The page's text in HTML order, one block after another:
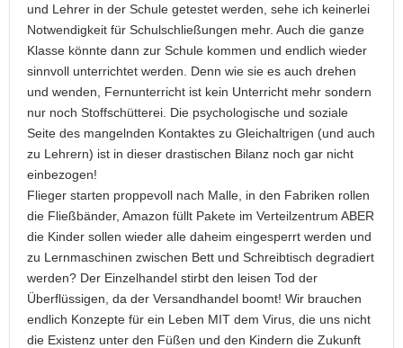
und Lehrer in der Schule getestet werden, sehe ich keinerlei
Notwendigkeit für Schulschließungen mehr. Auch die ganze
Klasse könnte dann zur Schule kommen und endlich wieder
sinnvoll unterrichtet werden. Denn wie sie es auch drehen
und wenden, Fernunterricht ist kein Unterricht mehr sondern
nur noch Stoffschütterei. Die psychologische und soziale
Seite des mangelnden Kontaktes zu Gleichaltrigen (und auch
zu Lehrern) ist in dieser drastischen Bilanz noch gar nicht
einbezogen!
Flieger starten proppevoll nach Malle, in den Fabriken rollen
die Fließbänder, Amazon füllt Pakete im Verteilzentrum ABER
die Kinder sollen wieder alle daheim eingesperrt werden und
zu Lernmaschinen zwischen Bett und Schreibtisch degradiert
werden? Der Einzelhandel stirbt den leisen Tod der
Überflüssigen, da der Versandhandel boomt! Wir brauchen
endlich Konzepte für ein Leben MIT dem Virus, die uns nicht
die Existenz unter den Füßen und den Kindern die Zukunft